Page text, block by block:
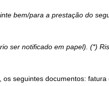
bem/para a prestação do
ser notificado em papel). (*)
seguintes documentos: fatura